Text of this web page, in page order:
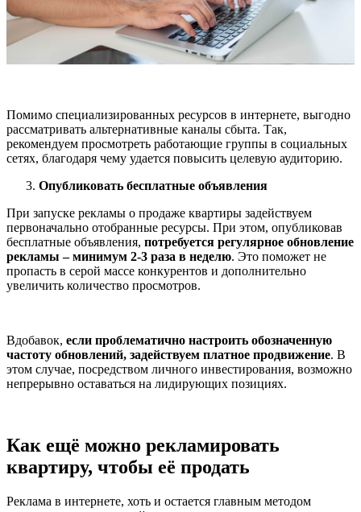
Помимо специализированных ресурсов в интернете, выгодно
рассматривать альтернативные каналы сбыта. Так,
рекомендуем просмотреть работающие группы в социальных
сетях, благодаря чему удается повысить целевую аудиторию.
Опубликовать бесплатные объявления
При запуске рекламы о продаже квартиры задействуем
первоначально отобранные ресурсы. При этом, опубликовав
бесплатные объявления, потребуется регулярное обновление
рекламы – минимум 2-3 раза в неделю. Это поможет не
пропасть в серой массе конкурентов и дополнительно
увеличить количество просмотров.
Вдобавок, если проблематично настроить обозначенную
частоту обновлений, задействуем платное продвижение. В
этом случае, посредством личного инвестирования, возможно
непрерывно оставаться на лидирующих позициях.
Как ещё можно рекламировать
квартиру, чтобы её продать
Реклама в интернете, хоть и остается главным методом